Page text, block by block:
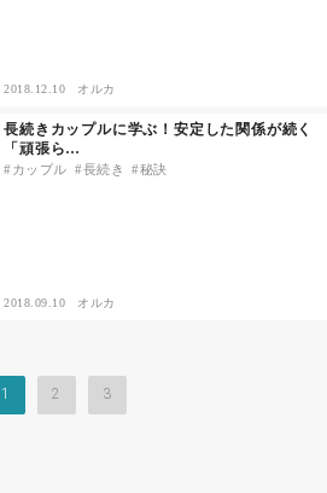
2018.12.10 オルカ
長続きカップルに学ぶ！安定した関係が続く
「頑張ら…
カップル 長続き 秘訣
2018.09.10 オルカ
1 2 3